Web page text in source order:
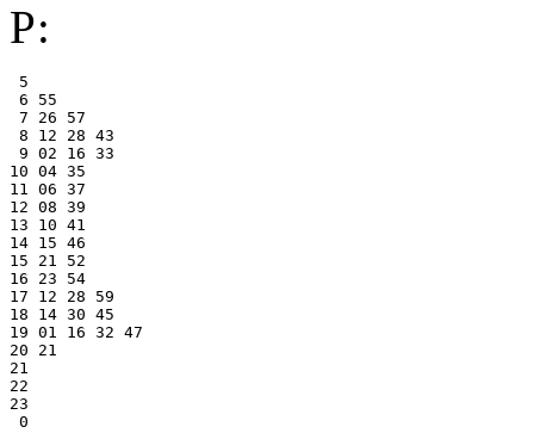
Р:
5
6 55
7 26 57
8 12 28 43
9 02 16 33
10 04 35
11 06 37
12 08 39
13 10 41
14 15 46
15 21 52
16 23 54
17 12 28 59
18 14 30 45
19 01 16 32 47
20 21
21
22
23
0